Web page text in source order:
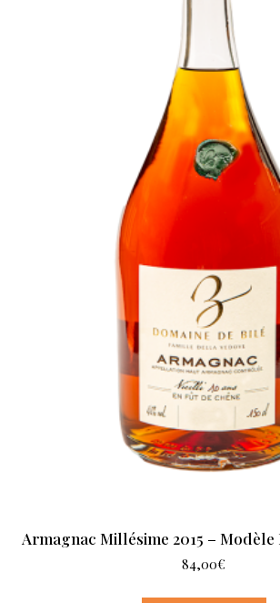
Armagnac Millésime 2015 – Modèle
84,00€